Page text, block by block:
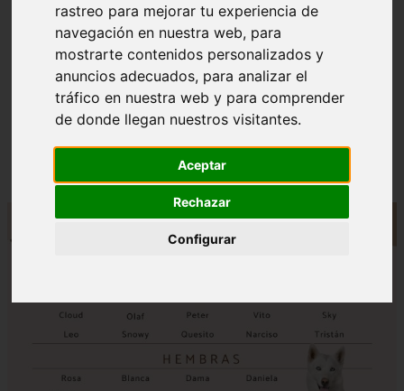
rastreo para mejorar tu experiencia de
navegación en nuestra web, para
mostrarte contenidos personalizados y
anuncios adecuados, para analizar el
tráfico en nuestra web y para comprender
de donde llegan nuestros visitantes.
Aceptar
Rechazar
Configurar
Nombres para Perros Machos con Manchas Negras